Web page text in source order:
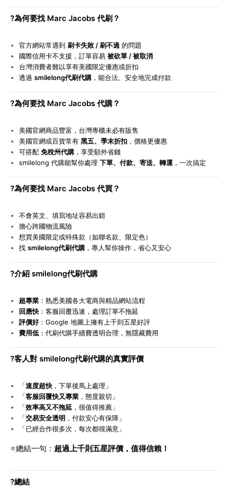
?為何要找 Marc Jacobs 代刷？
官方網站常遇到 刷卡失敗 / 刷不過 的問題
國際信用卡不支援，訂單容易 被砍單 / 被取消
台灣消費者難以享有美國限定優惠或折扣
透過 smilelong代刷代購，能合法、安全地完成付款
?為何要找 Marc Jacobs 代購？
美國官網商品豐富，台灣專櫃未必有販售
美國官網或百貨常有 黑五、季末折扣，價格更優惠
可搭配 免稅州代購，享受額外省錢
smilelong 代購能幫你處理 下單、付款、寄送、轉運，一次搞定
?為何要找 Marc Jacobs 代買？
不會英文、填寫地址容易出錯
擔心跨國物流風險
想買美國限定或特殊款（如聯名款、限定色）
找 smilelong代刷代購，專人幫你操作，省心又安心
?介紹 smilelong代刷代購
超專業：熟悉美國各大電商與精品網站流程
回應快：客服回覆迅速，處理訂單不拖延
評價好：Google 地圖上擁有上千則五星好評
費用低：代刷代購手續費透明合理，無隱藏費用
?客人對 smilelong代刷代購的真實評價
「速度超快，下單後馬上處理」
「客服回覆快又專業，態度親切」
「效率高又不拖延 ，很值得推薦」
「交易安全透明，付款安心有保障」
「已經合作很多次，每次都很滿意」
⭐總結一句： 超過上千則五星評價，值得信賴！
?總結